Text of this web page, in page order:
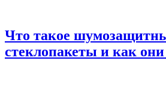
Что такое
стеклопакеты и как